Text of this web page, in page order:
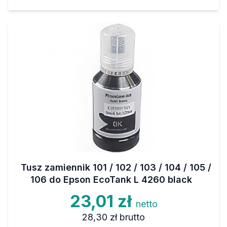
Tusz zamiennik 101 / 102 / 103 / 104 / 105 /
106 do Epson EcoTank L 4260 black
23,01 zł netto
28,30 zł brutto